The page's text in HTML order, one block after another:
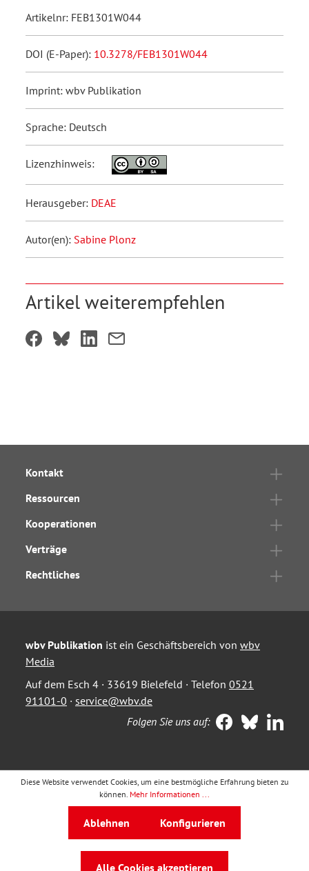
Artikelnr: FEB1301W044
DOI (E-Paper): 10.3278/FEB1301W044
Imprint: wbv Publikation
Sprache: Deutsch
Lizenzhinweis:
Herausgeber: DEAE
Autor(en): Sabine Plonz
Artikel weiterempfehlen
Kontakt
Ressourcen
Kooperationen
Verträge
Rechtliches
wbv Publikation ist ein Geschäftsbereich von wbv
Media
Auf dem Esch 4 · 33619 Bielefeld · Telefon 0521
91101-0 · service@wbv.de
Folgen Sie uns auf:
Diese Website verwendet Cookies, um eine bestmögliche Erfahrung bieten zu
können. Mehr Informationen ...
Ablehnen Konfigurieren
Alle Cookies akzeptieren